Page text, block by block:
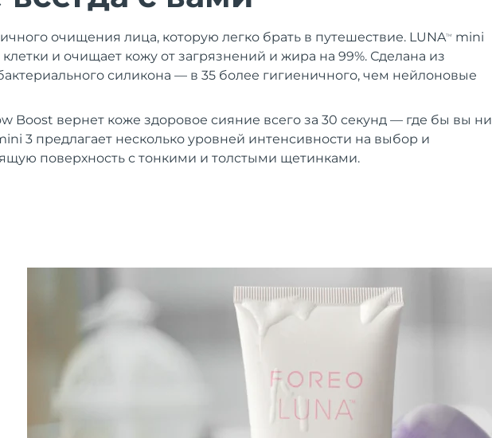
очищения лица, которую легко брать в путешествие. LUNATM
mini
и очищает кожу от загрязнений и жира на 99%. Сделана из
силикона — в 35 более гигиеничного, чем нейлоновые
Boost вернет коже здоровое сияние всего за 30 секунд — где бы вы ни
3 предлагает несколько уровней интенсивности на выбор и
поверхность с тонкими и толстыми щетинками.